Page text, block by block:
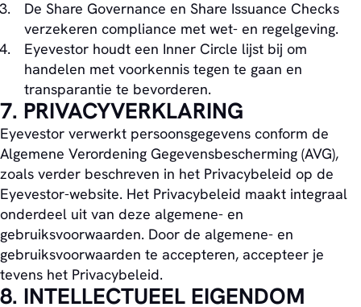
De Share Governance en Share Issuance Checks
verzekeren compliance met wet- en regelgeving.
Eyevestor houdt een Inner Circle lijst bij om
handelen met voorkennis tegen te gaan en
transparantie te bevorderen.
7. PRIVACYVERKLARING
Eyevestor verwerkt persoonsgegevens conform de
Algemene Verordening Gegevensbescherming (AVG),
zoals verder beschreven in het Privacybeleid op de
Eyevestor-website. Het Privacybeleid maakt integraal
onderdeel uit van deze algemene- en
gebruiksvoorwaarden. Door de algemene- en
gebruiksvoorwaarden te accepteren, accepteer je
tevens het Privacybeleid.
8. INTELLECTUEEL EIGENDOM